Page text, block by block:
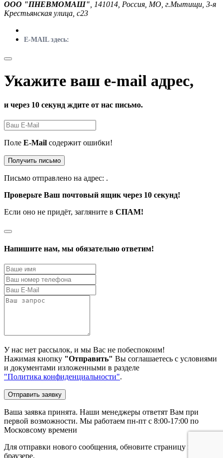
ООО "ПНЕВМОМАШ" , 141014, Россия, МО, г.Мытищи, 3-я
Крестьянская улица, с23
E-MAIL здесь:
Укажите ваш e-mail адрес,
и через 10 секунд ждите от нас письмо.
Поле E-Mail содержит ошибки!
Получить письмо
Письмо отправлено на адрес: .
Проверьте Ваш почтовый ящик через 10 секунд!
Если оно не придёт, загляните в СПАМ!
Напишите нам, мы обязательно ответим!
У нас нет рассылок, и мы Вас не побеспокоим!
Нажимая кнопку "Отправить" Вы соглашаетесь с условиями
и документами изложенными в разделе
"Политика конфиденциальности".
Отправить заявку
Ваша заявка принята. Наши менеджеры ответят Вам при
первой возможности. Мы работаем пн-пт с 8:00-17:00 по
Московсому времени
Для отправки нового сообщения, обновите страницу в
браузере.